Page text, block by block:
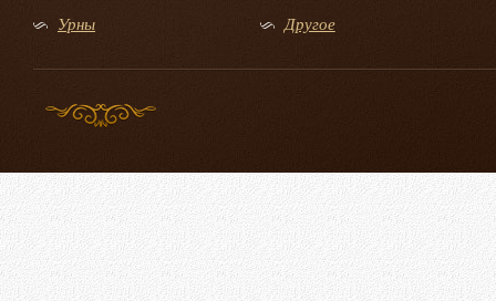
Урны Другое